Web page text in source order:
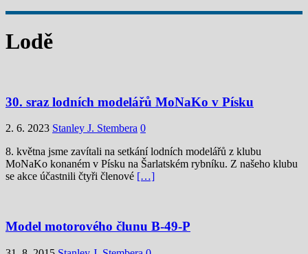
Lodě
30. sraz lodních modelářů MoNaKo v Písku
2. 6. 2023 Stanley J. Stembera 0
8. května jsme zavítali na setkání lodních modelářů z klubu
MoNaKo konaném v Písku na Šarlatském rybníku. Z našeho klubu
se akce účastnili čtyři členové […]
Model motorového člunu B-49-P